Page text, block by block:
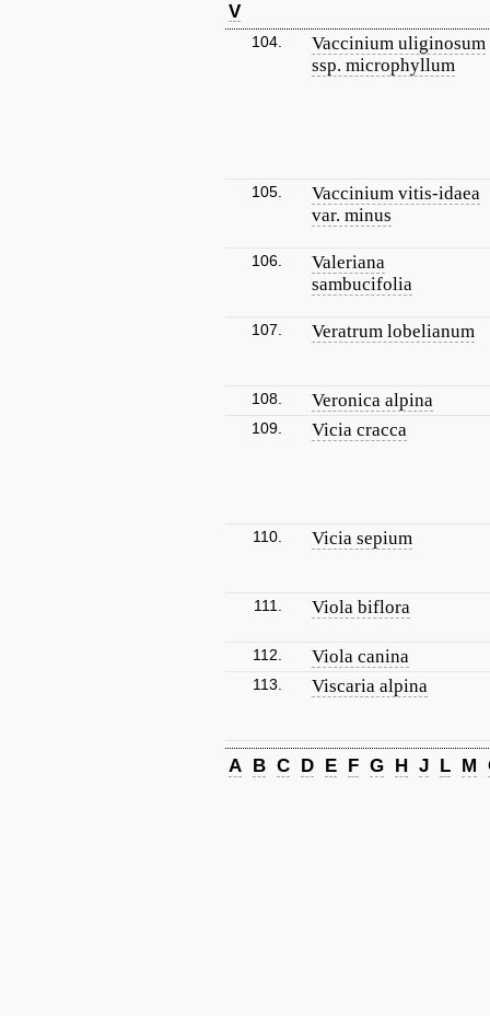
V
104.
Vaccinium uliginosum
ssp. microphyllum
105.
Vaccinium vitis-idaea
var. minus
106.
Valeriana
sambucifolia
107. Veratrum lobelianum
108. Veronica alpina
109. Vicia cracca
110. Vicia sepium
111. Viola biflora
112. Viola canina
113. Viscaria alpina
A B C D E F G H J L M